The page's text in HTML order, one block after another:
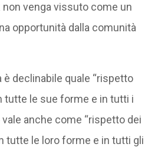
non venga vissuto come un
opportunità dalla comunità
è declinabile quale “rispetto
tutte le sue forme e in tutti i
anche come “rispetto dei
tutte le loro forme e in tutti gli